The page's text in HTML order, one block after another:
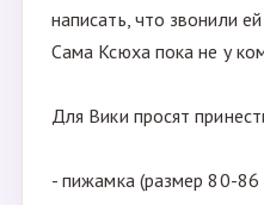
написать, что звонили
Сама Ксюха пока не у
Для Вики просят
- пижамка (размер 80-86